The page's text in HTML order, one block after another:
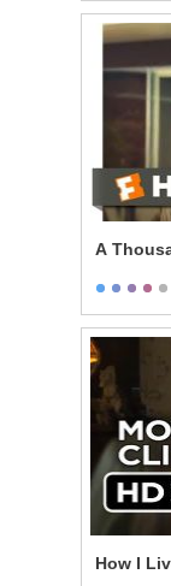
A
How I